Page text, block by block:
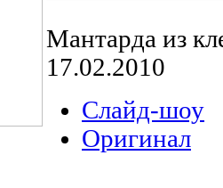
Мантарда из
17.02.2010
Слайд-шоу
Оригинал